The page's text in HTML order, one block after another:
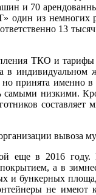
и 70
один из немногих
13
ТКО и
индивидуальном
принята именно в
самыми низкими.
составляет
вывоза
еще в 2016 году.
а в
и бункерных
не имеют